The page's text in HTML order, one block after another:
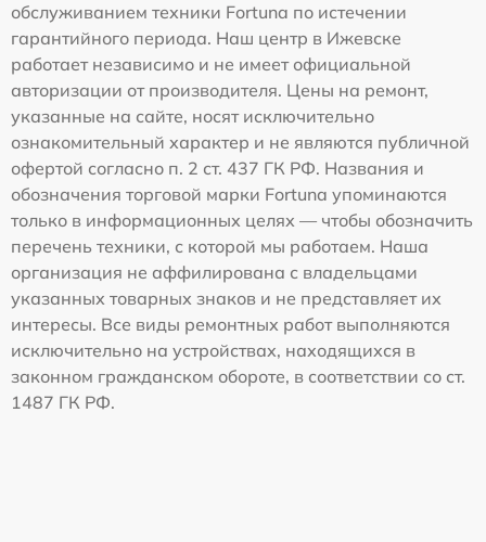
обслуживанием техники Fortuna по истечении
гарантийного периода. Наш центр в Ижевске
работает независимо и не имеет официальной
авторизации от производителя. Цены на ремонт,
указанные на сайте, носят исключительно
ознакомительный характер и не являются публичной
офертой согласно п. 2 ст. 437 ГК РФ. Названия и
обозначения торговой марки Fortuna упоминаются
только в информационных целях — чтобы обозначить
перечень техники, с которой мы работаем. Наша
организация не аффилирована с владельцами
указанных товарных знаков и не представляет их
интересы. Все виды ремонтных работ выполняются
исключительно на устройствах, находящихся в
законном гражданском обороте, в соответствии со ст.
1487 ГК РФ.